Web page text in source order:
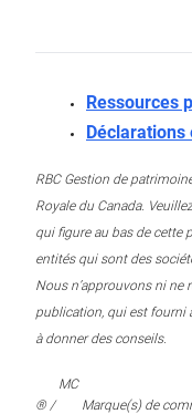
Ressources
Déclarations
RBC Gestion de
Royale du Canada.
qui figure au bas de cette
entités qui sont des
Nous n’approuvons ni ne
publication, qui est fourni
à donner des conseils.
® /
MC
Marque(s) de